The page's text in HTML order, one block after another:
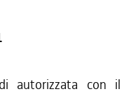
autorizzata con il